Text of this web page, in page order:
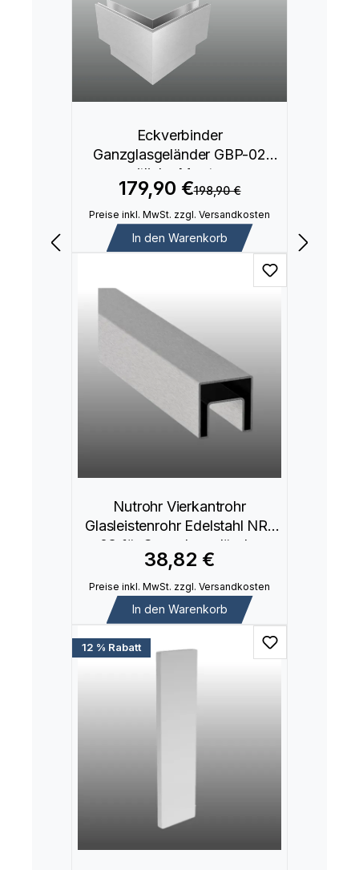
Eckverbinder
Ganzglasgeländer GBP-02
seitliche Montage
179,90 €198,90 €
Preise inkl. MwSt. zzgl. Versandkosten
In den Warenkorb
Nutrohr Vierkantrohr
Glasleistenrohr Edelstahl NR-
03 für Ganzglasgeländer
38,82 €
Preise inkl. MwSt. zzgl. Versandkosten
In den Warenkorb
12 % Rabatt